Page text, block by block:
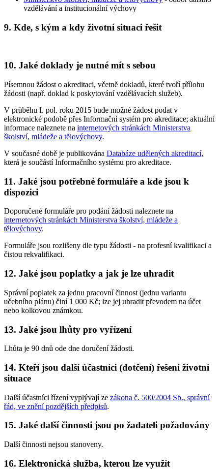
vzdělávání a institucionální výchovy
9. Kde, s kým a kdy životní situaci řešit
10. Jaké doklady je nutné mít s sebou
Písemnou žádost o akreditaci, včetně dokladů, které tvoří přílohu
žádosti (např. doklad k poskytování vzdělávacích služeb).
V průběhu I. pol. roku 2015 bude možné žádost podat v
elektronické podobě přes Informační systém pro akreditace; aktuální
informace naleznete na internetových stránkách Ministerstva
školství, mládeže a tělovýchovy.
V současné době je publikována Databáze udělených akreditací,
která je součástí Informačního systému pro akreditace.
11. Jaké jsou potřebné formuláře a kde jsou k
dispozici
Doporučené formuláře pro podání žádosti naleznete na
internetových stránkách Ministerstva školství, mládeže a
tělovýchovy.
Formuláře jsou rozlišeny dle typu žádosti - na profesní kvalifikaci a
čistou rekvalifikaci.
12. Jaké jsou poplatky a jak je lze uhradit
Správní poplatek za jednu pracovní činnost (jednu variantu
učebního plánu) činí 1 000 Kč; lze jej uhradit převodem na účet
nebo kolkovou známkou.
13. Jaké jsou lhůty pro vyřízení
Lhůta je 90 dnů ode dne doručení žádosti.
14. Kteří jsou další účastníci (dotčení) řešení životní
situace
Další účastníci řízení vyplývají ze zákona č. 500/2004 Sb., správní
řád, ve znění pozdějších předpisů.
15. Jaké další činnosti jsou po žadateli požadovány
Další činnosti nejsou stanoveny.
16. Elektronická služba, kterou lze využít